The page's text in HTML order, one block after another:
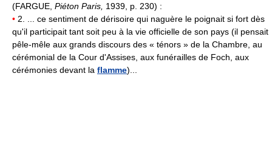
(FARGUE, Piéton Paris, 1939, p. 230) :
• 2. ... ce sentiment de dérisoire qui naguère le poignait si fort dès
qu'il participait tant soit peu à la vie officielle de son pays (il pensait
pêle-mêle aux grands discours des « ténors » de la Chambre, au
cérémonial de la Cour d'Assises, aux funérailles de Foch, aux
cérémonies devant la flamme)...